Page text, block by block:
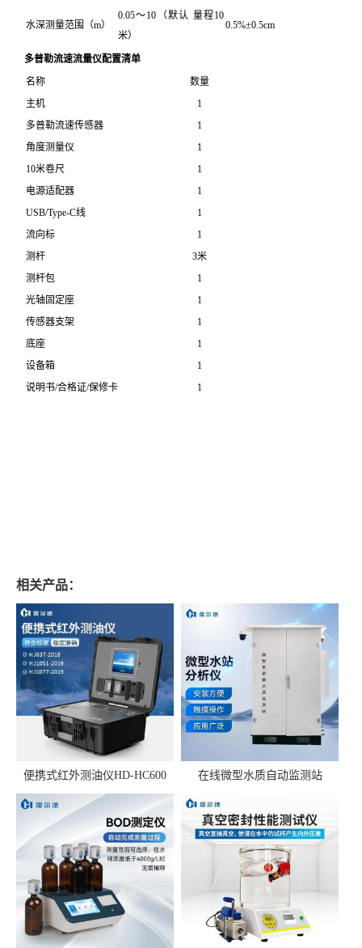
水深测量范围（m）
0.05～10（默认 量程10
米）
0.5%±0.5cm
多普勒流速流量仪配置清单
名称
数量
主机
1
多普勒流速传感器
1
角度测量仪
1
10米卷尺
1
电源适配器
1
USB/Type-C线
1
流向标
1
测杆
3米
测杆包
1
光轴固定座
1
传感器支架
1
底座
1
设备箱
1
说明书/合格证/保修卡
1
相关产品：
便携式红外测油仪HD-HC600 在线微型水质自动监测站